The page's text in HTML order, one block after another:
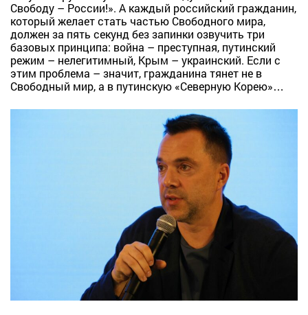
Свободу – России!». А каждый российский гражданин,
который желает стать частью Свободного мира,
должен за пять секунд без запинки озвучить три
базовых принципа: война – преступная, путинский
режим – нелегитимный, Крым – украинский. Если с
этим проблема – значит, гражданина тянет не в
Свободный мир, а в путинскую «Северную Корею»…